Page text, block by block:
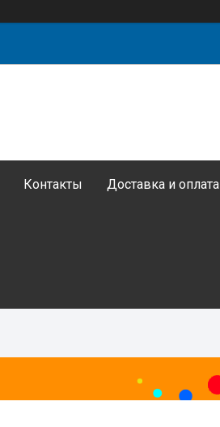
Контакты Доставка и оплата